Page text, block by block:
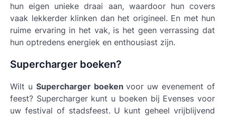
hun eigen unieke draai aan, waardoor hun covers
vaak lekkerder klinken dan het origineel. En met hun
ruime ervaring in het vak, is het geen verrassing dat
hun optredens energiek en enthousiast zijn.
Supercharger boeken?
Wilt u Supercharger boekenvoor uw evenement of
feest? Supercharger kunt u boeken bij Evenses voor
uw festival of stadsfeest. U kunt geheel vrijblijvend